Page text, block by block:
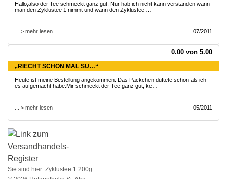
Hallo,also der Tee schmeckt ganz gut. Nur hab ich nicht kann verstanden wann
man den Zyklustee 1 nimmt und wann den Zyklustee …
... > mehr lesen 07/2011
0.00 von 5.00
„RIECHT SCHON MAL SU…“
Heute ist meine Bestellung angekommen. Das Päckchen duftete schon als ich
es aufgemacht habe.Mir schmeckt der Tee ganz gut, ke…
... > mehr lesen 05/2011
Sie sind hier: Zyklustee 1 200g